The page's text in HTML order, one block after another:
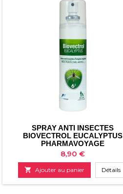
SPRAY ANTI INSECTES
BIOVECTROL EUCALYPTUS
PHARMAVOYAGE
Prix
8,90 €
 Ajouter au panier Détails